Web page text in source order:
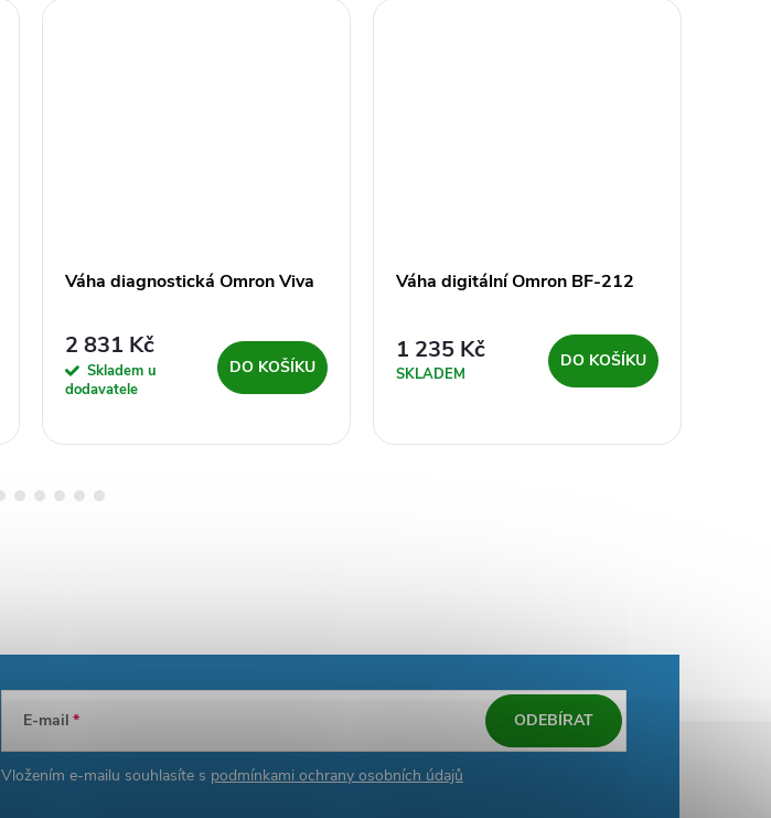
Váha diagnostická Omron Viva
2 831 Kč
Skladem u
dodavatele
DO KOŠÍKU
Váha digitální Omron BF-212
1 235 Kč
SKLADEM
DO KOŠÍKU
E-mail
Vložením e-mailu souhlasíte s podmínkami ochrany osobních údajů
ODEBÍRAT